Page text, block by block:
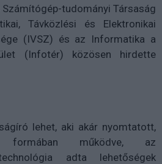
tudományi Társaság
Távközlési és Elektronikai
(IVSZ) és az Informatika a
(Infotér) közösen hirdette
lehet, aki akár nyomtatott,
formában működve, az
adta lehetőségek